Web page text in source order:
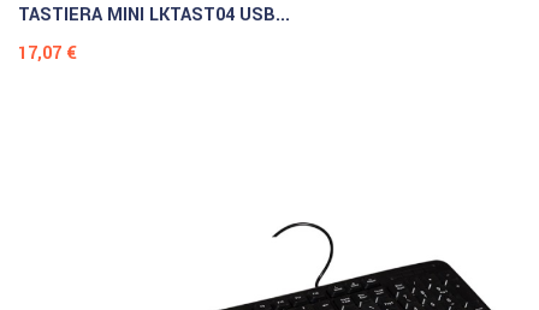
TASTIERA MINI LKTAST04 USB...
Prezzo
17,07 €